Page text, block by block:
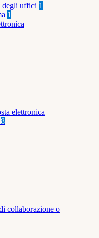
degli uffici 1
1
elettronica
8
collaborazione o